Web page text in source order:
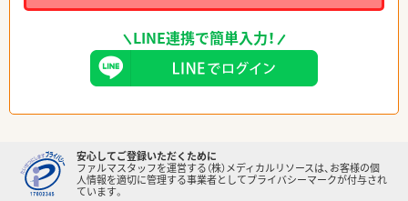
LINE連携で簡単入力！
安心してご登録いただくために
ファルマスタッフを運営する（株）メディカルリソースは、お客様の個
人情報を適切に管理する事業者としてプライバシーマークが付与され
ています。